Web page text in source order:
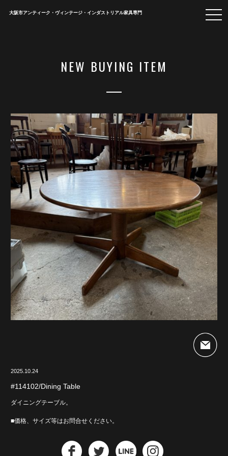
大阪市アンティーク・ヴィンテージ・インダストリアル家具専門
NEW BUYING ITEM
2025.10.24
#114102/Dining Table
ダイニングテーブル。
■価格、サイズ等はお問合せください。